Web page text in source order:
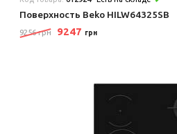
Поверхность Beko HILW64325SB
9256 грн 9247 грн